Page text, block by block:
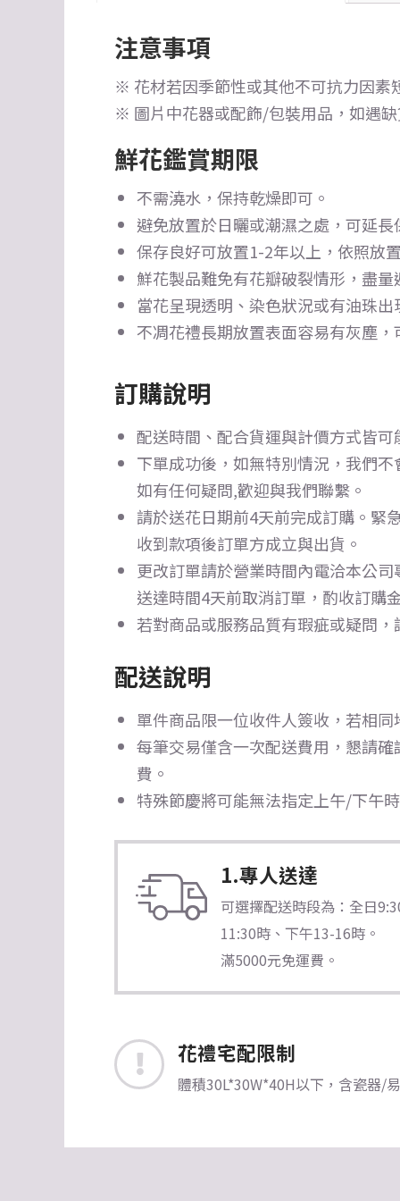
注意事項
※ 花材若因季節性或其他不可抗力因素
※ 圖片中花器或配飾/包裝用品，如遇
鮮花鑑賞期限
不需澆水，保持乾燥即可。
避免放置於日曬或潮濕之處，可延長
保存良好可放置1-2年以上，依照放
鮮花製品難免有花瓣破裂情形，盡
當花呈現透明、染色狀況或有油珠
不凋花禮長期放置表面容易有灰塵
訂購說明
配送時間、配合貨運與計價方式皆
下單成功後，如無特別情況，我們
如有任何疑問,歡迎與我們聯繫。
請於送花日期前4天前完成訂購。 緊
收到款項後訂單方成立與出貨。
更改訂單請於營業時間內電洽本公
送達時間4天前取消訂單，酌收訂購
若對商品或服務品質有瑕疵或疑問
配送說明
單件商品限一位收件人簽收，若相
每筆交易僅含一次配送費用，懇請
費。
特殊節慶將可能無法指定上午/下午
1.專人送達
可選擇配送時段為：全日
11:30時、下午13-16時。
滿5000元免運費。
花禮宅配限制
體積30L*30W*40H以下，含瓷器/